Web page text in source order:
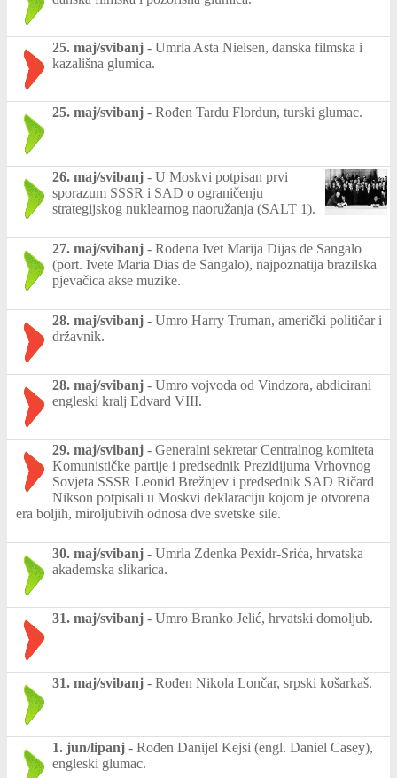
25. maj/svibanj - Umrla Asta Nielsen, danska filmska i
kazališna glumica.
25. maj/svibanj - Rođen Tardu Flordun, turski glumac.
26. maj/svibanj - U Moskvi potpisan prvi
sporazum SSSR i SAD o ograničenju
strategijskog nuklearnog naoružanja (SALT 1).
27. maj/svibanj - Rođena Ivet Marija Dijas de Sangalo
(port. Ivete Maria Dias de Sangalo), najpoznatija brazilska
pjevačica akse muzike.
28. maj/svibanj - Umro Harry Truman, američki političar i
državnik.
28. maj/svibanj - Umro vojvoda od Vindzora, abdicirani
engleski kralj Edvard VIII.
29. maj/svibanj - Generalni sekretar Centralnog komiteta
Komunističke partije i predsednik Prezidijuma Vrhovnog
Sovjeta SSSR Leonid Brežnjev i predsednik SAD Ričard
Nikson potpisali u Moskvi deklaraciju kojom je otvorena
era boljih, miroljubivih odnosa dve svetske sile.
30. maj/svibanj - Umrla Zdenka Pexidr-Srića, hrvatska
akademska slikarica.
31. maj/svibanj - Umro Branko Jelić, hrvatski domoljub.
31. maj/svibanj - Rođen Nikola Lončar, srpski košarkaš.
1. jun/lipanj - Rođen Danijel Kejsi (engl. Daniel Casey),
engleski glumac.